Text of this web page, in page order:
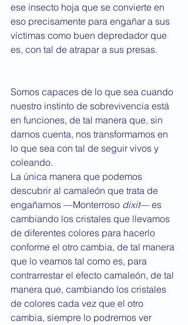
ese insecto hoja que se convierte en
eso precisamente para engañar a sus
víctimas como buen depredador que
es, con tal de atrapar a sus presas.
Somos capaces de lo que sea cuando
nuestro instinto de sobrevivencia está
en funciones, de tal manera que, sin
darnos cuenta, nos transformamos en
lo que sea con tal de seguir vivos y
coleando.
La única manera que podemos
descubrir al camaleón que trata de
engañarnos —Monterroso dixit— es
cambiando los cristales que llevamos
de diferentes colores para hacerlo
conforme el otro cambia, de tal manera
que lo veamos tal como es, para
contrarrestar el efecto camaleón, de tal
manera que, cambiando los cristales
de colores cada vez que el otro
cambia, siempre lo podremos ver